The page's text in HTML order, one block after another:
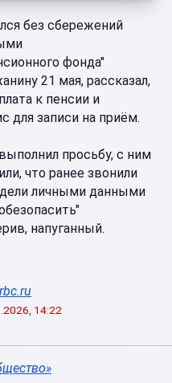
без сбережений
фонда"
21 мая, рассказал,
к пенсии и
для записи на приём.
просьбу, с ним
что ранее звонили
личными данными
напуганный.
14:22